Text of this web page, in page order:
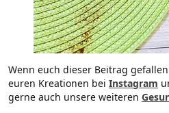
Wenn euch dieser Beitrag
euren Kreationen bei Instagram
gerne auch unsere weiteren